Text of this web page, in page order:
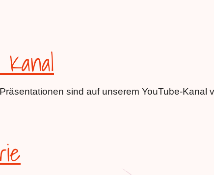
sind auf unserem YouTube-Kanal